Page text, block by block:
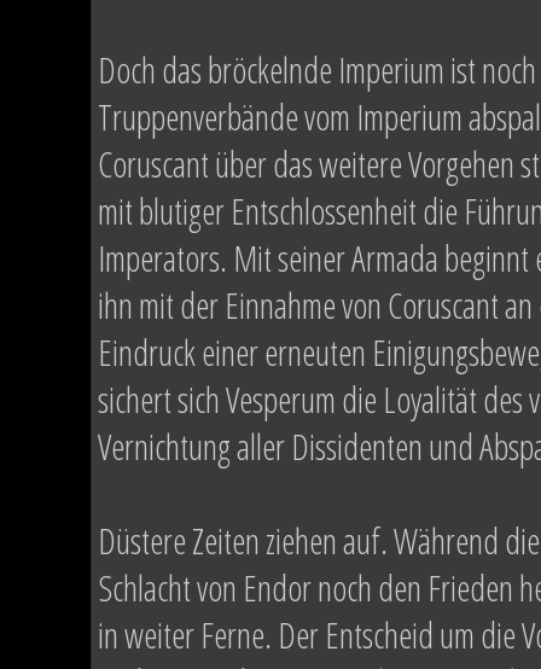
Doch das bröckelnde Imperium ist
Truppenverbände vom Imperium
Coruscant über das weitere Vorgehen
mit blutiger Entschlossenheit die
Imperators. Mit seiner Armada
ihn mit der Einnahme von Coruscant
Eindruck einer erneuten
sichert sich Vesperum die Loyalität
Vernichtung aller Dissidenten und
Düstere Zeiten ziehen auf. Während
Schlacht von Endor noch den Frieden
in weiter Ferne. Der Entscheid um die